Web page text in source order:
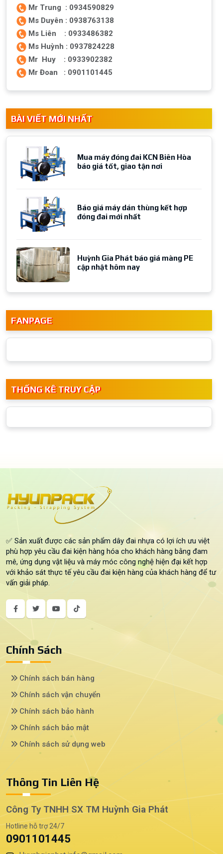
Mr Trung : 0934590829
Ms Duyên : 0938763138
Ms Liên : 0933486382
Ms Huỳnh : 0937824228
Mr Huy : 0933902382
Mr Đoan : 0901101445
BÀI VIẾT MỚI NHẤT
Mua máy đóng đai KCN Biên Hòa
báo giá tốt, giao tận nơi
Báo giá máy dán thùng kết hợp
đóng đai mới nhất
Huỳnh Gia Phát báo giá màng PE
cập nhật hôm nay
FANPAGE
THỐNG KÊ TRUY CẬP
✅ Sản xuất được các sản phẩm dây đai nhựa có lợi ích ưu việt
phù hợp yêu cầu đai kiện hàng hóa cho khách hàng bằng đam
mê, ứng dụng vật liệu và máy móc công nghệ hiện đại kết hợp
với khảo sát thực tế yêu cầu đai kiện hàng của khách hàng để tư
vấn giải pháp.
Chính Sách
Chính sách bán hàng
Chính sách vận chuyển
Chính sách bảo hành
Chính sách bảo mật
Chính sách sử dụng web
Thông Tin Liên Hệ
Công Ty TNHH SX TM Huỳnh Gia Phát
Hotline hỗ trợ 24/7
0901101445